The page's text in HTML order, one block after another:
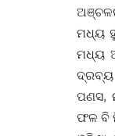
ମଧ୍ୟ
ମଧ୍ୟ
ଦ୍ରବ୍ୟ
ପଣସ,
ଫଳ ବି